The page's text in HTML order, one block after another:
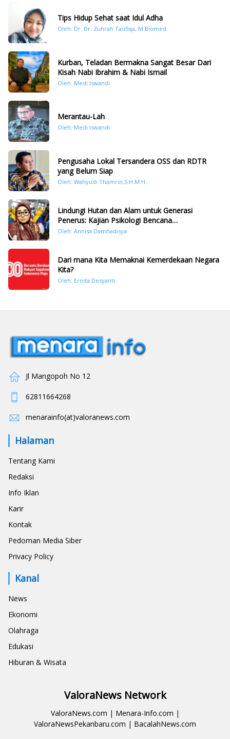
Tips Hidup Sehat saat Idul Adha
Oleh: Dr. Dr. Zuhrah Taufiqa, M.Biomed
Kurban, Teladan Bermakna Sangat Besar Dari
Kisah Nabi Ibrahim & Nabi Ismail
Oleh: Medi Iswandi
Merantau-Lah
Oleh: Medi Iswandi
Pengusaha Lokal Tersandera OSS dan RDTR
yang Belum Siap
Oleh: Wahyudi Thamrin,S.H.M.H.
Lindungi Hutan dan Alam untuk Generasi
Penerus: Kajian Psikologi Bencana
Hidrometeorologi di Sumatera Pasca Tragedi
Oleh: Annisa Damhadisya
Dari mana Kita Memaknai Kemerdekaan Negara
Kita?
Oleh: Ernita Desyanti
Jl Mangopoh No 12
62811664268
menarainfo(at)valoranews.com
Halaman
Tentang Kami
Redaksi
Info Iklan
Karir
Kontak
Pedoman Media Siber
Privacy Policy
Kanal
News
Ekonomi
Olahraga
Edukasi
Hiburan & Wisata
ValoraNews Network
ValoraNews.com | Menara-Info.com |
ValoraNewsPekanbaru.com | BacalahNews.com